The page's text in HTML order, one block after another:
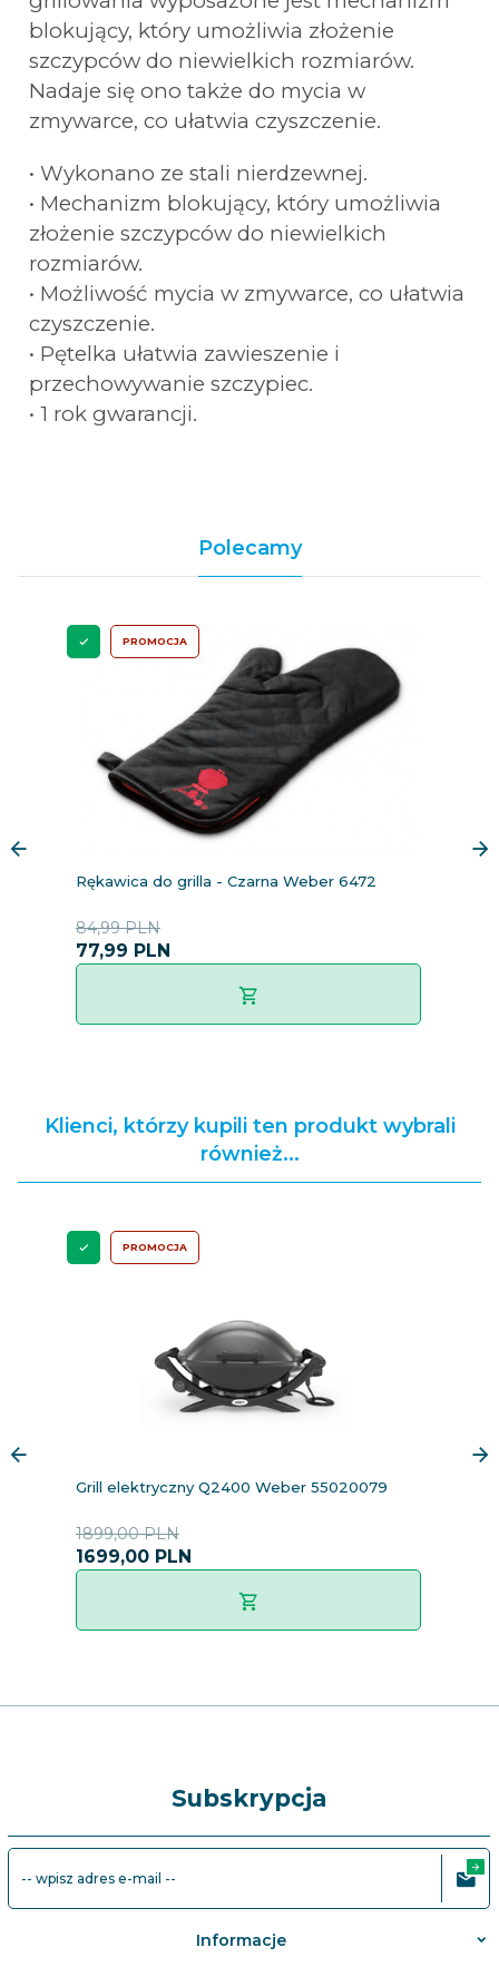
blokujący, który umożliwia złożenie
szczypców do niewielkich rozmiarów.
Nadaje się ono także do mycia w
zmywarce, co ułatwia czyszczenie.
• Wykonano ze stali nierdzewnej.
• Mechanizm blokujący, który umożliwia
złożenie szczypców do niewielkich
rozmiarów.
• Możliwość mycia w zmywarce, co ułatwia
czyszczenie.
• Pętelka ułatwia zawieszenie i
przechowywanie szczypiec.
• 1 rok gwarancji.
Polecamy
PROMOCJA
Rękawica do grilla - Czarna Weber 6472
77,99 PLN
84,99 PLN
Klienci, którzy kupili ten produkt wybrali
również...
PROMOCJA
Grill elektryczny Q2400 Weber 55020079
1699,00 PLN
1899,00 PLN
Subskrypcja
-- wpisz adres e-mail --
Informacje